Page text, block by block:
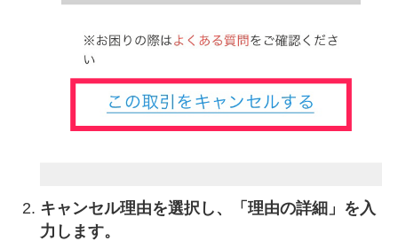
キャンセル理由を選択し、「理由の詳細」を入
力します。